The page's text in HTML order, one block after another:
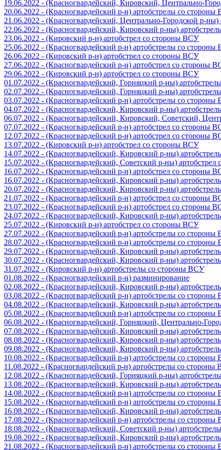
19.06.2022 - (Красногвардейский, Кировский, Центрально-
20.06.2022 - (Красногвардейский р-н) артобстрелы со
21.06.2022 - (Красногвардейский, Центрально-Городской р-
22.06.2022 - (Красногвардейский, Кировский р-ны)
23.06.2022 - (Кировский р-н) артобстрел со стороны ВСУ
25.06.2022 - (Красногвардейский р-н) артобстрелы со
26.06.2022 - (Кировский р-н) артобстрел со стороны ВСУ
27.06.2022 - (Красногвардейский р-н) артобстрел со стороны
29.06.2022 - (Кировский р-н) артобстрел со стороны ВСУ
01.07.2022 - (Красногвардейский, Горняцкий р-ны)
02.07.2022 - (Красногвардейский, Горняцкий р-ны)
03.07.2022 - (Красногвардейский р-н) артобстрелы со
04.07.2022 - (Красногвардейский, Кировский р-ны)
06.07.2022 - (Красногвардейский, Кировский, Советский,
07.07.2022 - (Красногвардейский р-н) артобстрел со стороны
12.07.2022 - (Красногвардейский р-н) артобстрел со стороны
13.07.2022 - (Кировский р-н) артобстрел со стороны ВСУ
14.07.2022 - (Красногвардейский, Кировский р-ны)
15.07.2022 - (Красногвардейский, Советский р-ны)
16.07.2022 - (Красногвардейский р-н) артобстрел со стороны
16.07.2022 - (Красногвардейский, Кировский р-ны)
20.07.2022 - (Красногвардейский, Кировский р-ны)
21.07.2022 - (Красногвардейский р-н) артобстрел со стороны
23.07.2022 - (Красногвардейский р-н) артобстрел со стороны
24.07.2022 - (Красногвардейский, Кировский р-ны)
25.07.2022 - (Кировский р-н) артобстрел со стороны ВСУ
27.07.2022 - (Красногвардейский р-н) артобстрелы со
28.07.2022 - (Красногвардейский р-н) артобстрелы со
29.07.2022 - (Красногвардейский, Кировский р-ны)
30.07.2022 - (Красногвардейский, Кировский р-ны)
31.07.2022 - (Кировский р-н) артобстрелы со стороны ВСУ
01.08.2022 - (Красногвардейский р-н) разминирование
02.08.2022 - (Красногвардейский, Кировский р-ны)
03.08.2022 - (Красногвардейский р-н) артобстрелы со
04.08.2022 - (Красногвардейский, Кировский р-ны)
05.08.2022 - (Красногвардейский р-н) артобстрелы со
06.08.2022 - (Красногвардейский, Горняцкий, Центрально-
07.08.2022 - (Красногвардейский, Кировский р-ны)
08.08.2022 - (Красногвардейский, Кировский р-ны)
09.08.2022 - (Красногвардейский, Кировский р-ны)
10.08.2022 - (Красногвардейский р-н) артобстрелы со
11.08.2022 - (Красногвардейский р-н) артобстрелы со стороны
12.08.2022 - (Красногвардейский, Горняцкий р-ны)
13.08.2022 - (Красногвардейский, Кировский р-ны)
14.08.2022 - (Красногвардейский р-н) артобстрелы со
15.08.2022 - (Красногвардейский р-н) артобстрелы со
16.08.2022 - (Красногвардейский, Кировский р-ны)
17.08.2022 - (Красногвардейский р-н) артобстрелы со
18.08.2022 - (Красногвардейский, Советский р-ны)
19.08.2022 - (Красногвардейский, Кировский р-ны)
21.08.2022 - (Красногвардейский р-н) артобстрелы со